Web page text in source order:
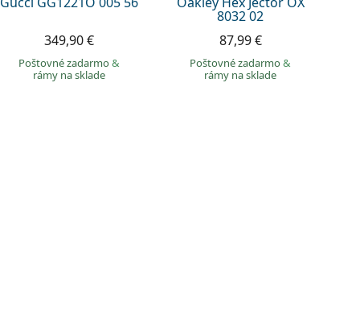
349,90 €
Poštovné zadarmo&
rámy na sklade
8032 02
87,99 €
Poštovné zadarmo&
rámy na sklade